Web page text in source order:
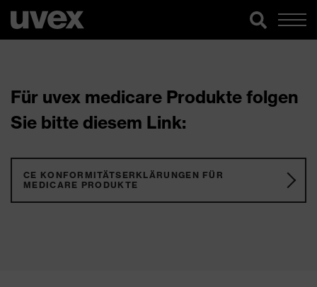
Für uvex medicare Produkte folgen
Sie bitte diesem Link:
CE KONFORMITÄTSERKLÄRUNGEN FÜR
MEDICARE PRODUKTE